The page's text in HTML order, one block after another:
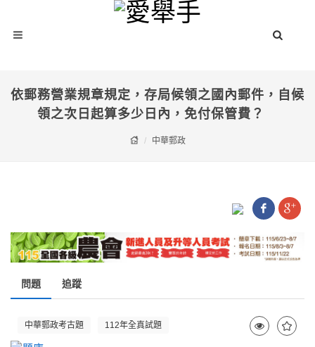
依郵務營業規章規定，存局候領之國內郵件，自候
領之次日起算多少日內，免付保管費？
中華郵政
問題 追蹤
中華郵政考古題 112年全真試題